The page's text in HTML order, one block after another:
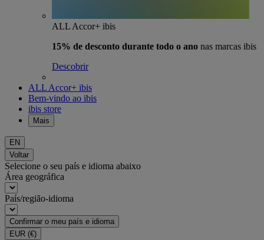
ALL Accor+ ibis
15% de desconto durante todo o ano nas marcas ibis
Descobrir
ALL Accor+ ibis
Bem-vindo ao ibis
ibis store
Mais
EN
Voltar
Selecione o seu país e idioma abaixo
Área geográfica
País/região-idioma
Confirmar o meu país e idioma
EUR (€)